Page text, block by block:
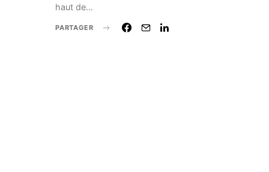
haut de…
PARTAGER